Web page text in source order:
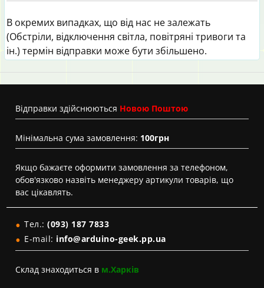
В окремих випадках, що від нас не залежать
(Обстріли, відключення світла, повітряні тривоги та
ін.) термін відправки може бути збільшено.
Вiдправки здійснюються Новою Поштою
Мінімальна сума замовлення: 100грн
Якщо бажаєте оформити замовлення за телефоном,
обов'язково назвіть менеджеру артикули товарів, що
вас цікавлять.
Тел.: (093) 187 7833
E-mail: info@arduino-geek.pp.ua
Склад знаходиться в м.Харків